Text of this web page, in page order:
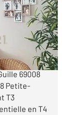
T4
69008
Petite-
T3
en T4